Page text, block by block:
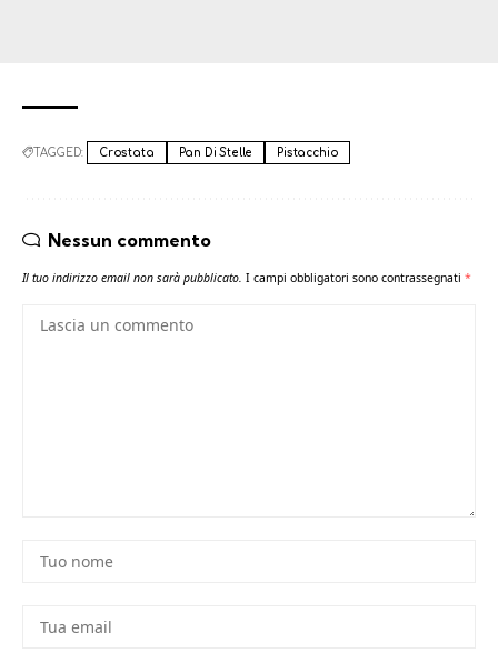
TAGGED: Crostata Pan Di Stelle Pistacchio
Nessun commento
Il tuo indirizzo email non sarà pubblicato. I campi obbligatori sono contrassegnati *